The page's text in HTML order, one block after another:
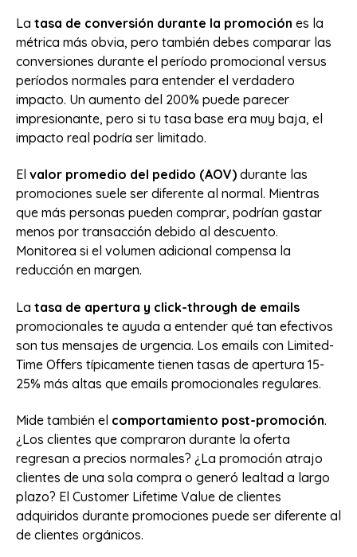
La tasa de conversión durante la promoción es la
métrica más obvia, pero también debes comparar las
conversiones durante el período promocional versus
períodos normales para entender el verdadero
impacto. Un aumento del 200% puede parecer
impresionante, pero si tu tasa base era muy baja, el
impacto real podría ser limitado.
El valor promedio del pedido (AOV) durante las
promociones suele ser diferente al normal. Mientras
que más personas pueden comprar, podrían gastar
menos por transacción debido al descuento.
Monitorea si el volumen adicional compensa la
reducción en margen.
La tasa de apertura y click-through de emails
promocionales te ayuda a entender qué tan efectivos
son tus mensajes de urgencia. Los emails con Limited-
Time Offers típicamente tienen tasas de apertura 15-
25% más altas que emails promocionales regulares.
Mide también el comportamiento post-promoción.
¿Los clientes que compraron durante la oferta
regresan a precios normales? ¿La promoción atrajo
clientes de una sola compra o generó lealtad a largo
plazo? El Customer Lifetime Value de clientes
adquiridos durante promociones puede ser diferente al
de clientes orgánicos.